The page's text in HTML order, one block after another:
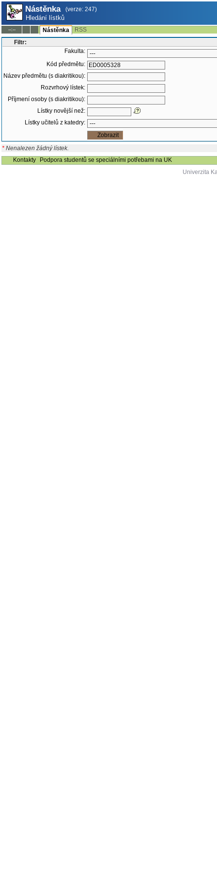
Nástěnka (verze: 247)
Hledání lístků
--:-- Nástěnka
RSS
Filtr:
Fakulta:
Kód předmětu:
Název předmětu (s diakritikou):
Rozvrhový lístek:
Příjmení osoby (s diakritikou):
Lístky novější než:
Lístky učitelů z katedry:
* Nenalezen žádný lístek.
Kontakty
Podpora studentů se speciálními potřebami na UK
Univerzita